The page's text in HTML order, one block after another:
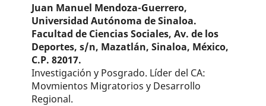
Juan Manuel Mendoza-Guerrero,
Universidad Autónoma de Sinaloa.
Facultad de Ciencias Sociales, Av. de los
Deportes, s/n, Mazatlán, Sinaloa, México,
C.P. 82017.
Investigación y Posgrado. Líder del CA:
Movmientos Migratorios y Desarrollo
Regional.